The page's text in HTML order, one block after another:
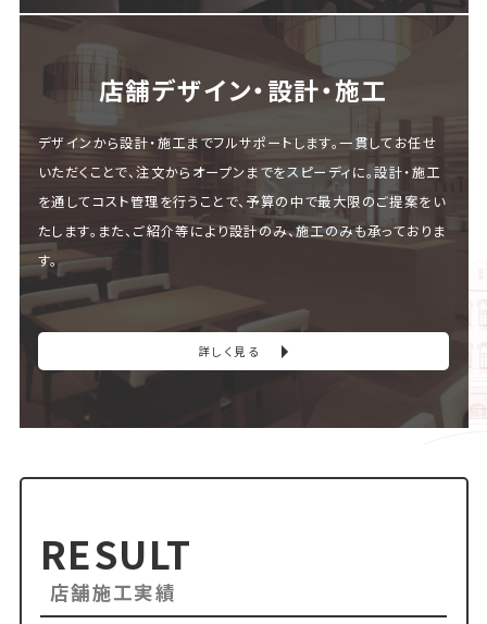
店舗デザイン・設計・施⼯
デザインから設計・施工までフルサポートします。一貫してお任せ
いただくことで、注文からオープンまでをスピーディに。設計・施工
を通してコスト管理を行うことで、予算の中で最大限のご提案をい
たします。また、ご紹介等により設計のみ、施工のみも承っておりま
す。
詳しく見る
RESULT
店舗施工実績